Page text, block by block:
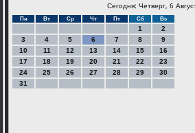
Сегодня: Четверг, 6
Пн Вт Ср Чт Пт Сб Вс
1
2
3
4 5 6 7 8
9
10
11 12 13 14 15
16
17
18 19 20 21 22
23
24
25 26 27 28 29
30
31